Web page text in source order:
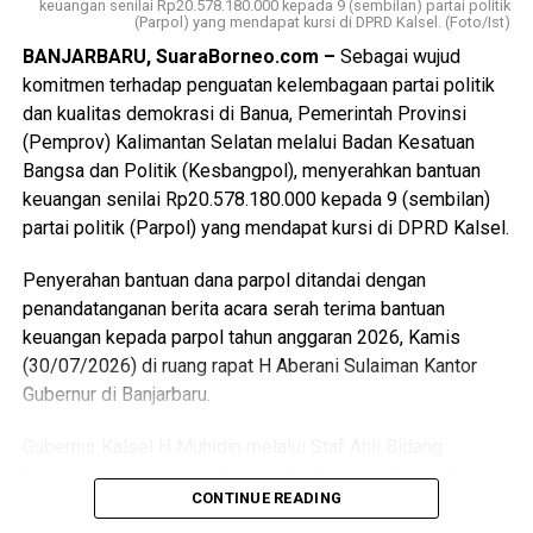
Messenger 0 Twitter/X 0
Hadi melanjutkan bahwa substansi laporan terkait
“intensitas pemadaman yang semakin sering sejak bulan
Juni 2026, hampir setiap hari, waktunya lama minimal
antara 4 hingga 5 jam, dan terjadi di wilayah tertentu saja,
sehingga masyarakat menyebutnya bukan pemadaman
bergilir tetapi menyala bergilir”. Sering pula pemadaman
tanpa pemberitahuan terlebih dahulu, kalaupun ada
informasinya tidak akurat atau berbeda dengan
Ditambahkan oleh Hadi, bahwa masyarakat juga sudah
berupaya menyampaikan keluhan atau pengaduan melalui
aplikasi PLN Mobile namun tidak mendapat tindak lanjut
yang patut dan secara substansi tidak selesai.
dilakukan PLN. Hal ini tentu berdampak besar, “warga
mengalami kerugian, diantaranya kerusakan alat rumah
keuangan senilai Rp20.578.180.000 kepada 9 (sembilan) partai politik
(Parpol) yang mendapat kursi di DPRD Kalsel. (Foto/Ist)
BANJARBARU, SuaraBorneo.com – Sebagai wujud
komitmen terhadap penguatan kelembagaan partai politik
dan kualitas demokrasi di Banua, Pemerintah Provinsi
(Pemprov) Kalimantan Selatan melalui Badan Kesatuan
Bangsa dan Politik (Kesbangpol), menyerahkan bantuan
keuangan senilai Rp20.578.180.000 kepada 9 (sembilan)
partai politik (Parpol) yang mendapat kursi di DPRD Kalsel.
Penyerahan bantuan dana parpol ditandai dengan
penandatanganan berita acara serah terima bantuan
keuangan kepada parpol tahun anggaran 2026, Kamis
(30/07/2026) di ruang rapat H Aberani Sulaiman Kantor
Gubernur di Banjarbaru.
Pemerintah Hukum dan Politik, Adi Santoso, diharapkan
dana bantuan ini dioptimalkan dan dimanfaatkan sesuai
CONTINUE READING